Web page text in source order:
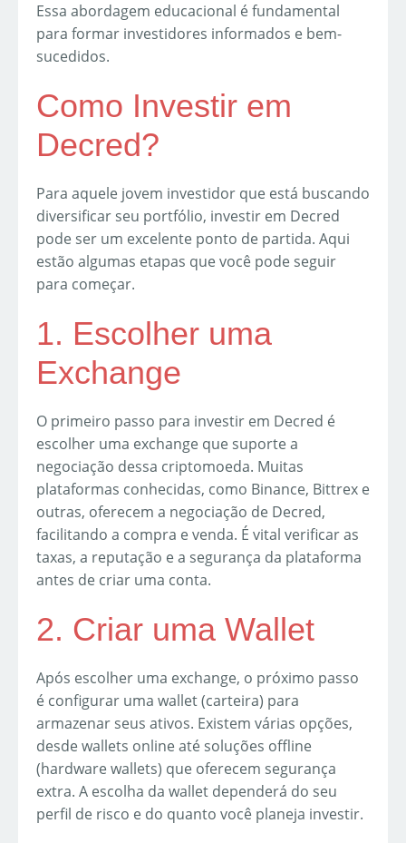
Essa abordagem educacional é fundamental
para formar investidores informados e bem-
sucedidos.
Como Investir em
Decred?
Para aquele jovem investidor que está buscando
diversificar seu portfólio, investir em Decred
pode ser um excelente ponto de partida. Aqui
estão algumas etapas que você pode seguir
para começar.
1. Escolher uma
Exchange
O primeiro passo para investir em Decred é
escolher uma exchange que suporte a
negociação dessa criptomoeda. Muitas
plataformas conhecidas, como Binance, Bittrex e
outras, oferecem a negociação de Decred,
facilitando a compra e venda. É vital verificar as
taxas, a reputação e a segurança da plataforma
antes de criar uma conta.
2. Criar uma Wallet
Após escolher uma exchange, o próximo passo
é configurar uma wallet (carteira) para
armazenar seus ativos. Existem várias opções,
desde wallets online até soluções offline
(hardware wallets) que oferecem segurança
extra. A escolha da wallet dependerá do seu
perfil de risco e do quanto você planeja investir.